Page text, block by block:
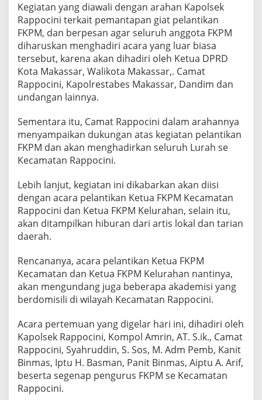
Kegiatan yang diawali dengan arahan Kapolsek
Rappocini terkait pemantapan giat pelantikan
FKPM, dan berpesan agar seluruh anggota FKPM
diharuskan menghadiri acara yang luar biasa
tersebut, karena akan dihadiri oleh Ketua DPRD
Kota Makassar, Walikota Makassar,. Camat
Rappocini, Kapolrestabes Makassar, Dandim dan
undangan lainnya.
Sementara itu, Camat Rappocini dalam arahannya
menyampaikan dukungan atas kegiatan pelantikan
FKPM dan akan menghadirkan seluruh Lurah se
Kecamatan Rappocini.
Lebih lanjut, kegiatan ini dikabarkan akan diisi
dengan acara pelantikan Ketua FKPM Kecamatan
Rappocini dan Ketua FKPM Kelurahan, selain itu,
akan ditampilkan hiburan dari artis lokal dan tarian
daerah.
Rencananya, acara pelantikan Ketua FKPM
Kecamatan dan Ketua FKPM Kelurahan nantinya,
akan mengundang juga beberapa akademisi yang
berdomisili di wilayah Kecamatan Rappocini.
Acara pertemuan yang digelar hari ini, dihadiri oleh
Kapolsek Rappocini, Kompol Amrin, AT. S.ik., Camat
Rappocini, Syahruddin, S. Sos, M. Adm Pemb, Kanit
Binmas, Iptu H. Basman, Panit Binmas, Aiptu A. Arif,
beserta segenap pengurus FKPM se Kecamatan
Rappocini.